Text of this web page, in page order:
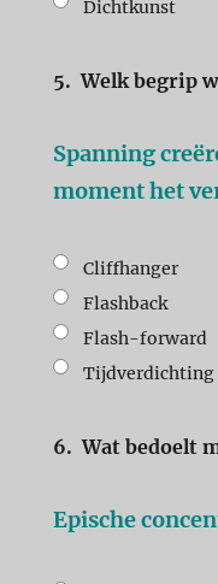
Dichtkunst
5. Welk begrip
Spanning
moment het
Cliffhanger
Flashback
Flash-forward
Tijdverdichting
6. Wat bedoelt
Epische